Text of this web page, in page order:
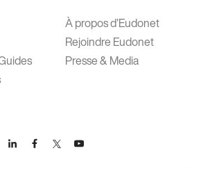
À propos d’Eudonet
Rejoindre Eudonet
Presse & Media